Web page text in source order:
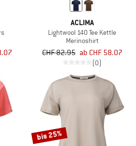
ACLIMA
Lightwool 140 Tee Kettle
Merinoshirt
CHF 82.95 ab CHF 58.07
(0)
bis 25%